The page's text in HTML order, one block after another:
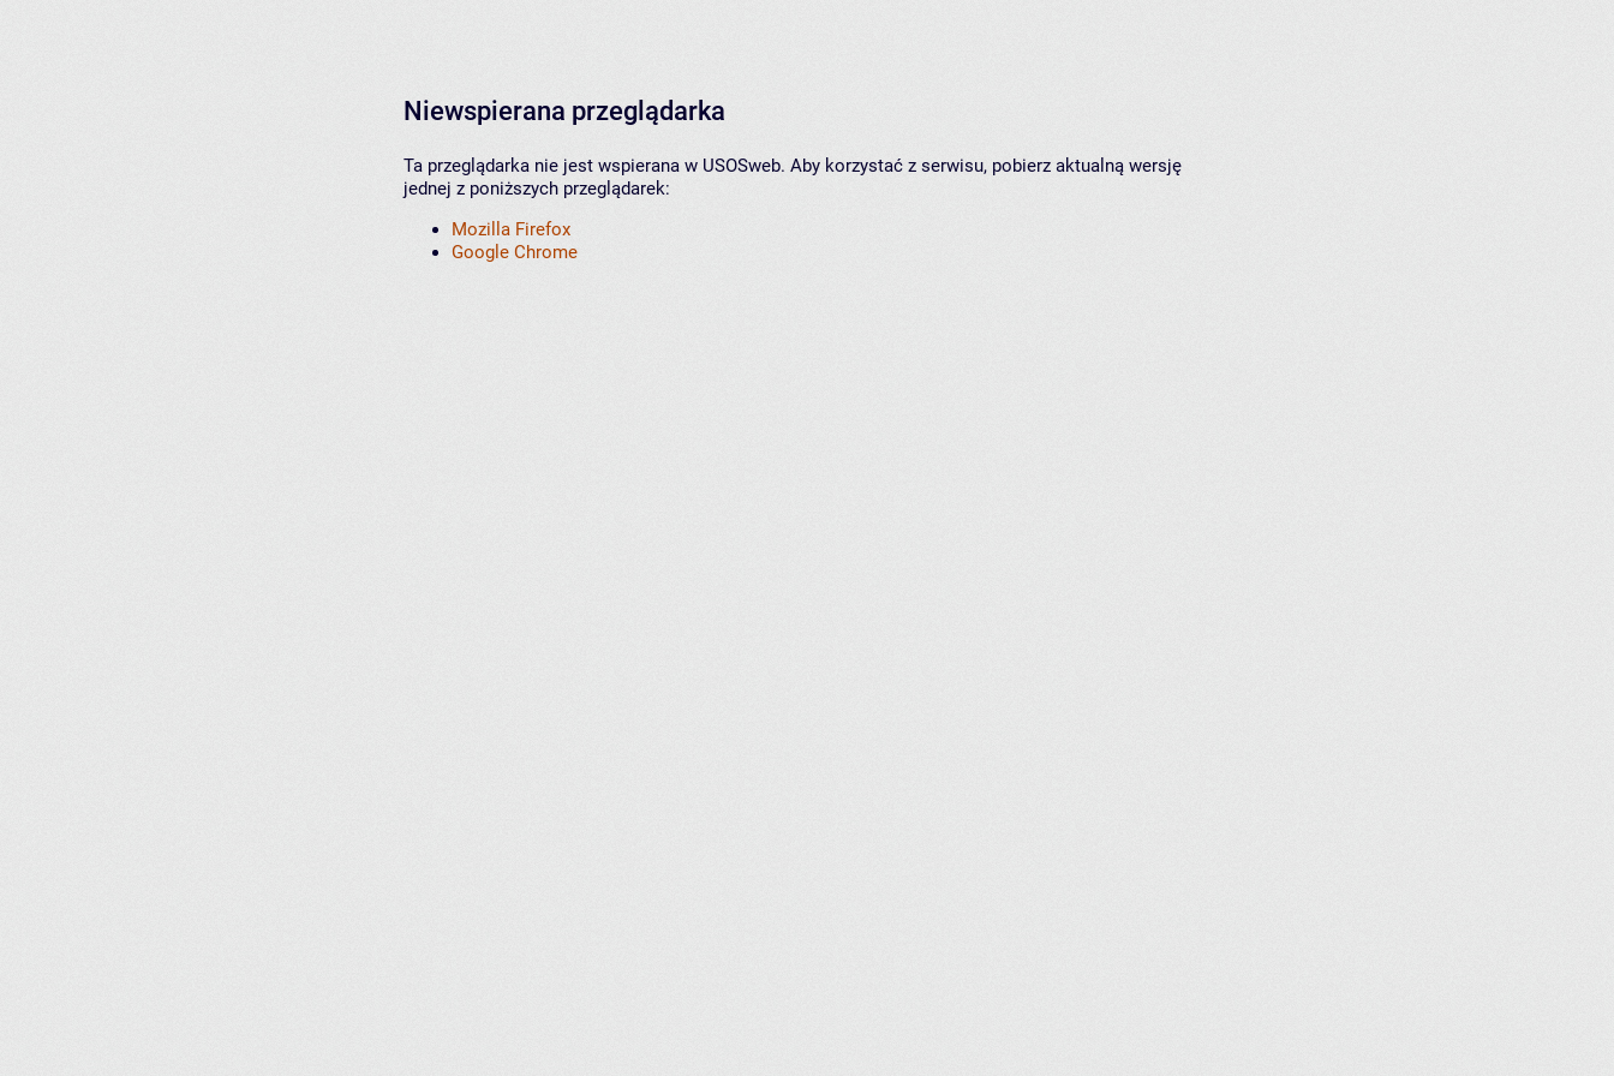
Niewspierana przeglądarka
Ta przeglądarka nie jest wspierana w USOSweb. Aby korzystać z serwisu, pobierz aktualną wersję
jednej z poniższych przeglądarek:
Mozilla Firefox
Google Chrome